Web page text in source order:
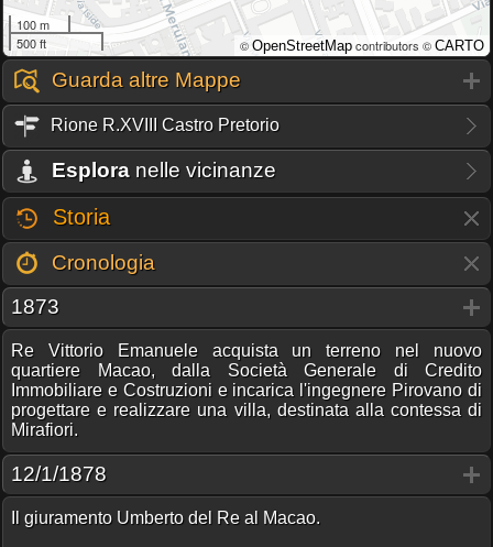
100 m
500 ft
© OpenStreetMap contributors © CARTO
Guarda altre Mappe
Rione R.XVIII Castro Pretorio
Esplora nelle vicinanze
Storia
Cronologia
1873
Re Vittorio Emanuele acquista un terreno nel nuovo
quartiere Macao, dalla Società Generale di Credito
Immobiliare e Costruzioni e incarica l'ingegnere Pirovano di
progettare e realizzare una villa, destinata alla contessa di
Mirafiori.
12/1/1878
Il giuramento Umberto del Re al Macao.